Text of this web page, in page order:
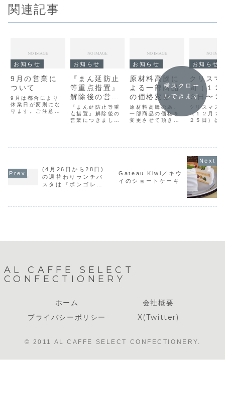
関連記事
お知らせ
9月の営業に
ついて
9月は都合により
休業日が変則にな
ります。ご注意く
さい。詳しい休業
日は当店ホームペ
ージイベントカレ
お知らせ
『まん延防止
等重点措置』
解除後の営業
について
『まん延防止等重
点措置』解除後の
営業につきまして
ートインは
PM5:00まで）・
店内イートインの
ご利用は1時間制
様...
お知らせ
原材料高騰に
よる一部商品
の価格変更の
お知らせ
原材料高騰の為、
一部商品の価格を
変更させて頂きま
お知らせ
クリスマ
間（１２
３日〜２
日）の営
ついて
クリスマス
（１２月２
２５日）は
日売りもご
る予定です
非ご利用下
尚、当日売
リスマスケ
通常のカッ
キのお取置
予...
横スクロー
ルできます
(4月26日から28日)
の週替わりランチパ
スタは『ボンゴレ』
Gateau Kiwi／キウ
イのショートケーキ
AL CAFFE SELECT
CONFECTIONERY
ホーム
会社概要
プライバシーポリシー
X(Twitter)
© 2011 AL CAFFE SELECT CONFECTIONERY.